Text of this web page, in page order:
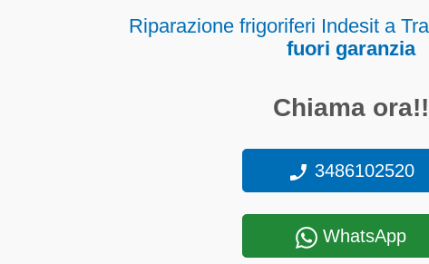
Riparazione frigoriferi Indesit a
fuori garanzia
Chiama ora!!
3486102520
WhatsApp